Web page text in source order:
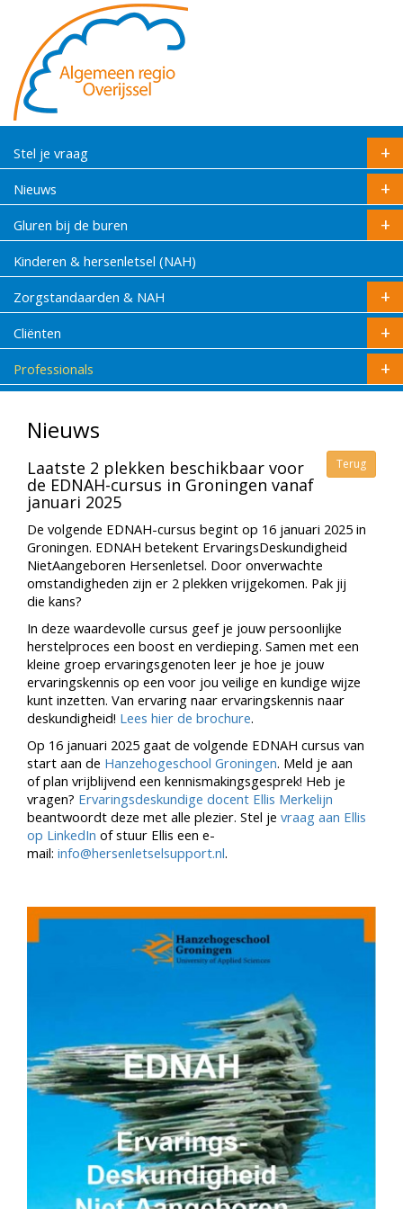
Stel je vraag
Nieuws
Gluren bij de buren
Kinderen & hersenletsel (NAH)
Zorgstandaarden & NAH
Cliënten
Professionals
Nieuws
Terug
Laatste 2 plekken beschikbaar voor
de EDNAH-cursus in Groningen vanaf
januari 2025
De volgende EDNAH-cursus begint op 16 januari 2025 in
Groningen. EDNAH betekent ErvaringsDeskundigheid
NietAangeboren Hersenletsel. Door onverwachte
omstandigheden zijn er 2 plekken vrijgekomen. Pak jij
die kans?
In deze waardevolle cursus geef je jouw persoonlijke
herstelproces een boost en verdieping. Samen met een
kleine groep ervaringsgenoten leer je hoe je jouw
ervaringskennis op een voor jou veilige en kundige wijze
kunt inzetten. Van ervaring naar ervaringskennis naar
deskundigheid! Lees hier de brochure.
Op 16 januari 2025 gaat de volgende EDNAH cursus van
start aan de Hanzehogeschool Groningen. Meld je aan
of plan vrijblijvend een kennismakingsgesprek! Heb je
vragen? Ervaringsdeskundige docent Ellis Merkelijn
beantwoordt deze met alle plezier. Stel je vraag aan Ellis
op LinkedIn of stuur Ellis een e-
mail: info@hersenletselsupport.nl.